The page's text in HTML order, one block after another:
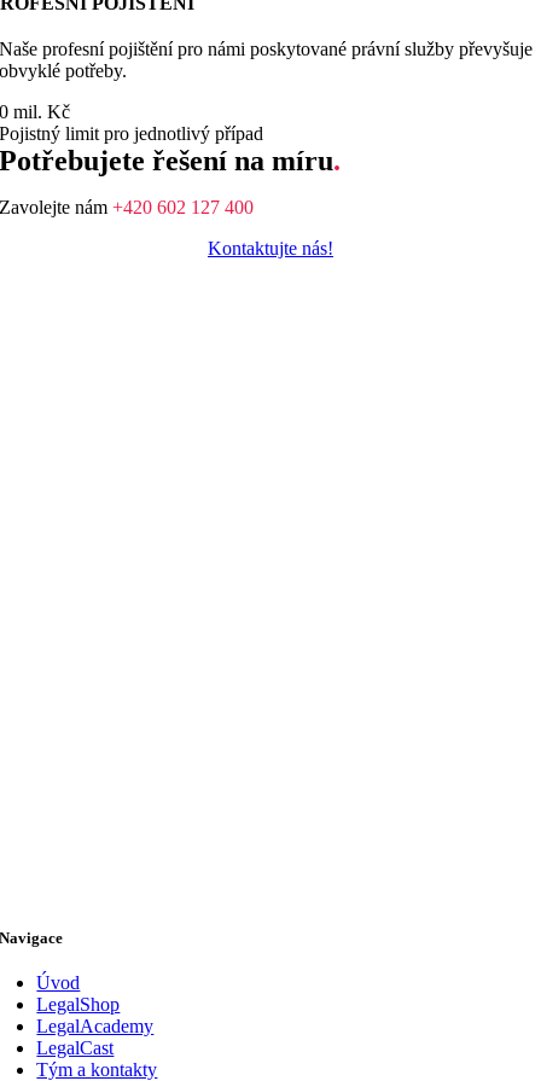
Naše profesní pojištění pro námi poskytované právní služby převyšuje
obvyklé potřeby.
0 mil. Kč
Pojistný limit pro jednotlivý případ
Potřebujete řešení na míru.
Zavolejte nám+420 602 127 400
Kontaktujte nás!
Navigace
Úvod
LegalShop
LegalAcademy
LegalCast
Tým a kontakty